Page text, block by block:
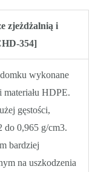
zjeżdżalnią i
354]
wykonane
HDPE.
gęstości,
do 0,965 g/cm3.
bardziej
na uszkodzenia